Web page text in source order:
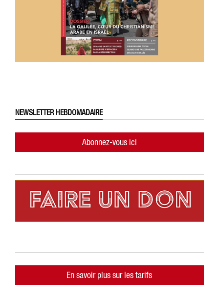
NEWSLETTER HEBDOMADAIRE
Abonnez-vous ici
En savoir plus sur les tarifs